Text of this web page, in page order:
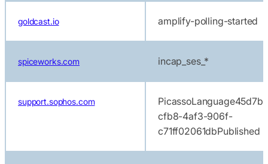
goldcast.io amplify-polling-started
spiceworks.com incap_ses_*
support.sophos.com
cfb8-4af3-906f-
c71ff02061dbPublished